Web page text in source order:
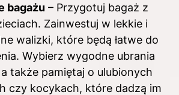
bagażu – Przygotuj bagaż z
Zainwestuj w lekkie i
walizki, które będą łatwe do
Wybierz wygodne ubrania
także pamiętaj o ulubionych
czy kocykach, które dadzą im